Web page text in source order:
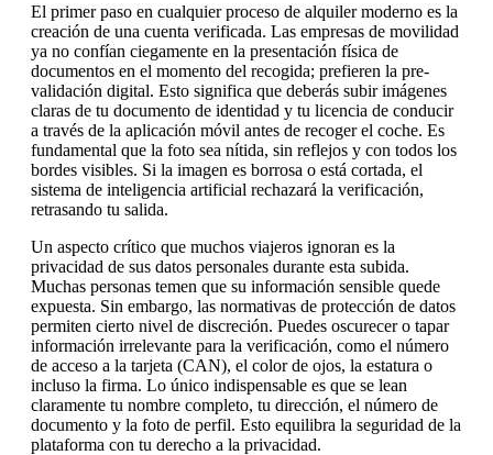
El primer paso en cualquier proceso de alquiler moderno es la
creación de una cuenta verificada. Las empresas de movilidad
ya no confían ciegamente en la presentación física de
documentos en el momento del recogida; prefieren la pre-
validación digital. Esto significa que deberás subir imágenes
claras de tu documento de identidad y tu licencia de conducir
a través de la aplicación móvil antes de recoger el coche. Es
fundamental que la foto sea nítida, sin reflejos y con todos los
bordes visibles. Si la imagen es borrosa o está cortada, el
sistema de inteligencia artificial rechazará la verificación,
retrasando tu salida.
Un aspecto crítico que muchos viajeros ignoran es la
privacidad de sus datos personales durante esta subida.
Muchas personas temen que su información sensible quede
expuesta. Sin embargo, las normativas de protección de datos
permiten cierto nivel de discreción. Puedes oscurecer o tapar
información irrelevante para la verificación, como el número
de acceso a la tarjeta (CAN), el color de ojos, la estatura o
incluso la firma. Lo único indispensable es que se lean
claramente tu nombre completo, tu dirección, el número de
documento y la foto de perfil. Esto equilibra la seguridad de la
plataforma con tu derecho a la privacidad.